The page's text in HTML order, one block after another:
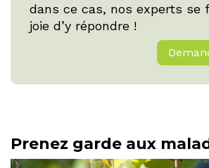
dans ce cas, nos experts se
joie d’y répondre !
Prenez garde aux